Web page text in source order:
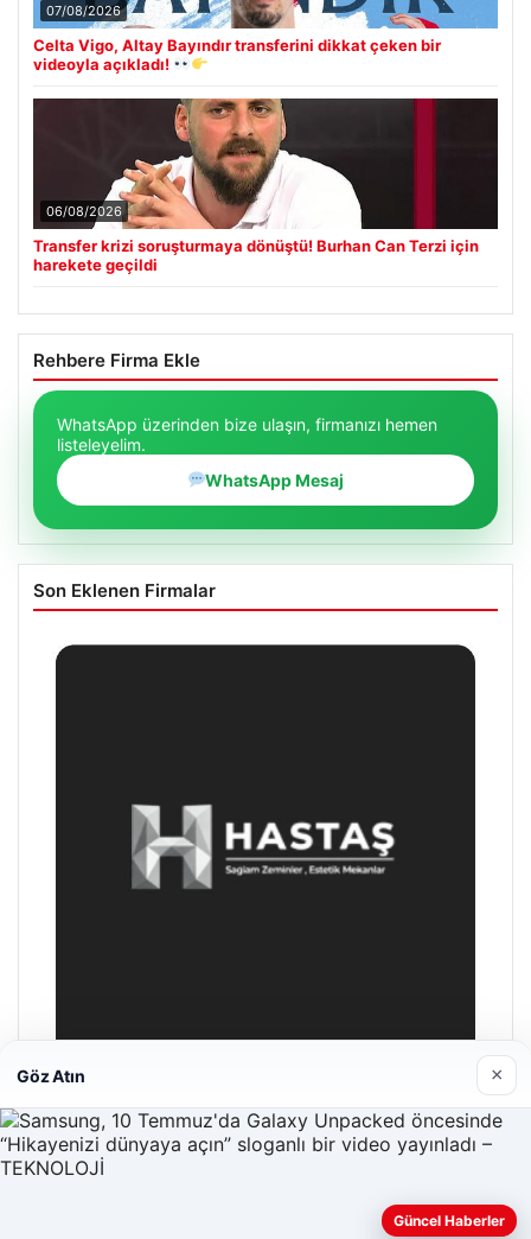
07/08/2026
Celta Vigo, Altay Bayındır transferini dikkat çeken bir
videoyla açıkladı!
06/08/2026
Transfer krizi soruşturmaya dönüştü! Burhan Can Terzi için
harekete geçildi
Rehbere Firma Ekle
WhatsApp üzerinden bize ulaşın, firmanızı hemen
listeleyelim.
WhatsApp Mesaj
Son Eklenen Firmalar
Enes Kaplan Avukatlık Bürosu
28/04/2026
Göz Atın ×
Güncel Haberler